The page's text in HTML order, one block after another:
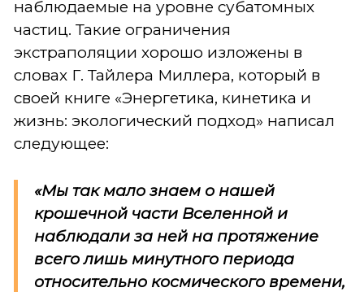
наблюдаемые на уровне субатомных
частиц. Такие ограничения
экстраполяции хорошо изложены в
словах Г. Тайлера Миллера, который в
своей книге «Энергетика, кинетика и
жизнь: экологический подход» написал
следующее:
«Мы так мало знаем о нашей
крошечной части Вселенной и
наблюдали за ней на протяжение
всего лишь минутного периода
относительно космического времени,